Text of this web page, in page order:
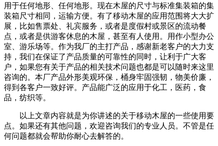
用于任何地形、任何地形。现在木屋的尺寸与标准集装箱的集
装箱尺寸相同，运输方便。有了移动木屋的应用范围将大大扩
展，比如售票处、礼宾服务，或者是度假村或景区的流动餐
点，或者是供游客休息的木屋，甚至有人使用。用作小型办公
室、游乐场等。作为我厂的主打产品，感谢新老客户的大力支
持，我们在保证了产品质量的可靠性的同时，让利于广大客
户，如果您有关于产品的相关技术问题也都是可以随时来这里
咨询的。本厂产品外形美观环保，桶身牢固强韧，物美价廉，
得到各客户一致好评。产品能广泛的应用于化工，医药，食
品，纺织等。
以上文章内容就是为你讲述的关于移动木屋的一些使用要
点。如果还有其他问题，欢迎咨询我们的专业人员。不管是任
何问题都就会帮助你耐心去解答的。